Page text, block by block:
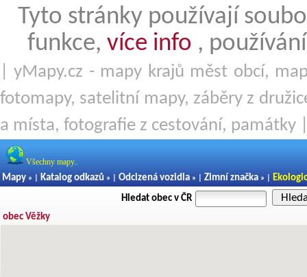
Tyto stránky používají
funkce, více info ,
| yMapy.cz - mapy krajů měst obcí,
fotomapy, satelitní mapy, záběry z
a místa, fotografie z cestování, památky
Všechny mapy..
Mapy » | Katalog odkazů » | Odcizená vozidla » | Zimní značka » |
Hledat obec v ČR
obec Věžky